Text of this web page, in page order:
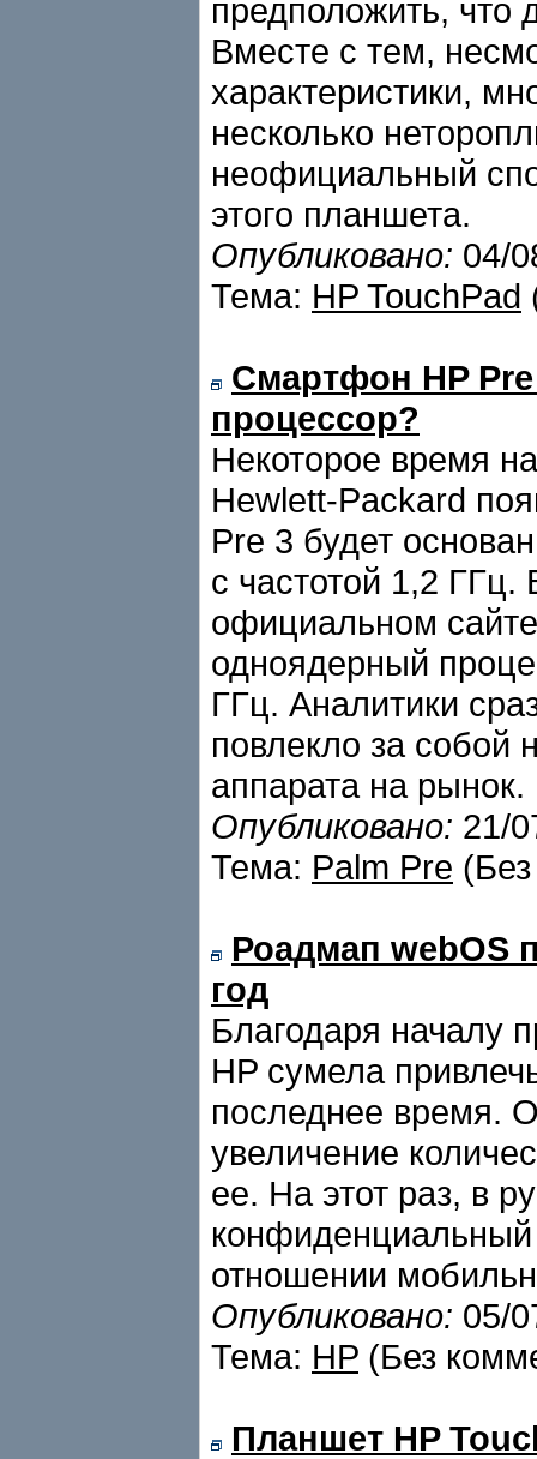
предположить, что
Вместе с тем,
характеристики,
несколько
неофициальный
этого планшета.
Опубликовано: 04/
Тема: HP TouchPad
Смартфон HP
процессор?
Некоторое время
Hewlett-Packard
Pre 3 будет
с частотой 1,2
официальном
одноядерный
ГГц. Аналитики
повлекло за
аппарата на рынок.
Опубликовано: 21/
Тема: Palm Pre
Роадмап webOS
год
Благодаря началу
HP сумела
последнее время.
увеличение
ее. На этот раз, в
отношении
Опубликовано: 05/
Тема: HP (Без
Планшет HP